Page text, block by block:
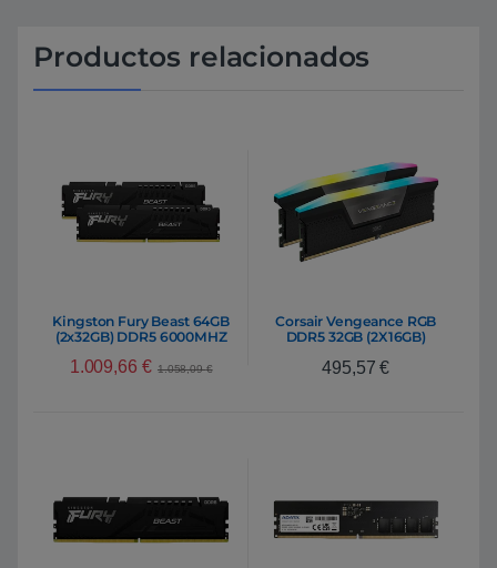
Productos relacionados
Kingston Fury Beast 64GB
(2x32GB) DDR5 6000MHZ
1.009,66 € 1.058,09€
Corsair Vengeance RGB
DDR5 32GB (2X16GB)
495,57€